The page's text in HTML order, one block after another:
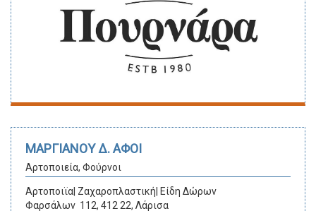
ΜΑΡΓΙΑΝΟΥ Δ. ΑΦΟΙ
Αρτοποιεία, Φούρνοι
Αρτοποιϊα| Ζαχαροπλαστική| Είδη Δώρων
Φαρσάλων 112, 412 22, Λάρισα